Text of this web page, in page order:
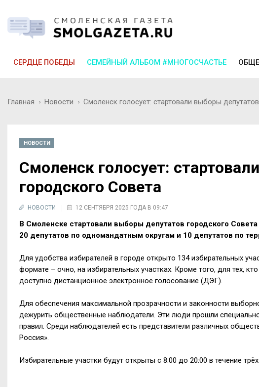
СЕРДЦЕ ПОБЕДЫ СЕМЕЙНЫЙ АЛЬБОМ #МНОГОСЧАСТЬЕ
Главная Новости Смоленск голосует: стартовали выборы
НОВОСТИ
Смоленск голосует:
городского Совета
НОВОСТИ 12 СЕНТЯБРЯ 2025 ГОДА В 09:47
В Смоленске стартовали выборы депутатов городского
20 депутатов по одномандатным округам и 10 депутатов по
Для удобства избирателей в городе открыто 134 избирательных
формате – очно, на избирательных участках. Кроме того, для тех,
доступно дистанционное электронное голосование (ДЭГ).
Для обеспечения максимальной прозрачности и законности
дежурить общественные наблюдатели. Эти люди прошли
правил. Среди наблюдателей есть представители различных
Россия».
Избирательные участки будут открыты с 8:00 до 20:00 в течение